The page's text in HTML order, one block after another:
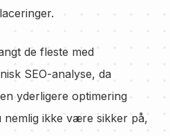
de fleste med
SEO-analyse, da
yderligere optimering
nemlig ikke være sikker på,